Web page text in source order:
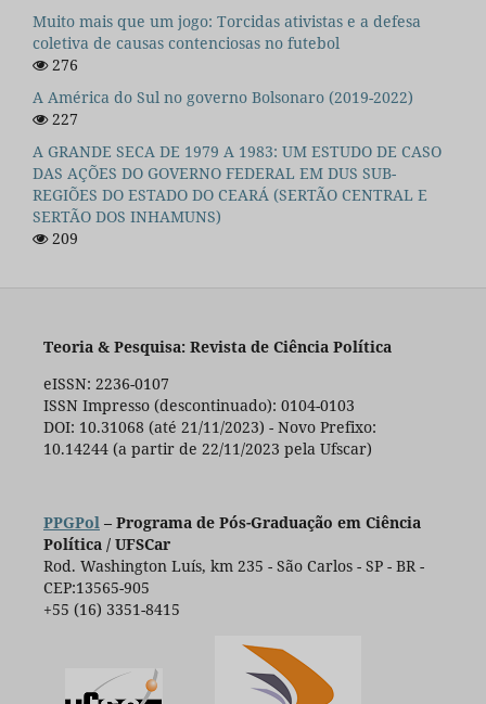
Muito mais que um jogo: Torcidas ativistas e a defesa
coletiva de causas contenciosas no futebol
276
A América do Sul no governo Bolsonaro (2019-2022)
227
A GRANDE SECA DE 1979 A 1983: UM ESTUDO DE CASO
DAS AÇÕES DO GOVERNO FEDERAL EM DUS SUB-
REGIÕES DO ESTADO DO CEARÁ (SERTÃO CENTRAL E
SERTÃO DOS INHAMUNS)
209
Teoria & Pesquisa: Revista de Ciência Política
eISSN: 2236-0107
ISSN Impresso (descontinuado): 0104-0103
DOI: 10.31068 (até 21/11/2023) - Novo Prefixo:
10.14244 (a partir de 22/11/2023 pela Ufscar)
PPGPol – Programa de Pós-Graduação em Ciência
Política / UFSCar
Rod. Washington Luís, km 235 - São Carlos - SP - BR -
CEP:13565-905
+55 (16) 3351-8415